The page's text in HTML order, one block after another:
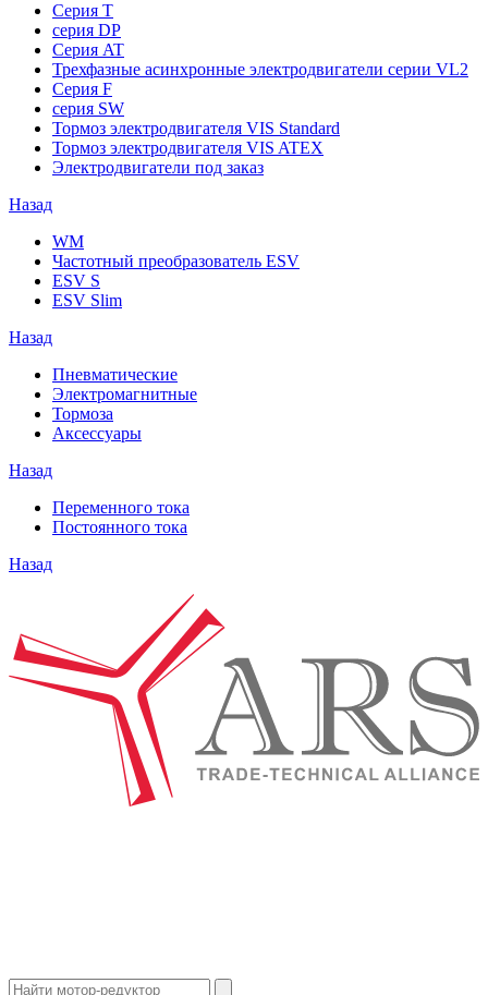
Серия T
серия DP
Серия AT
Трехфазные асинхронные электродвигатели серии VL2
Серия F
серия SW
Тормоз электродвигателя VIS Standard
Тормоз электродвигателя VIS ATEX
Электродвигатели под заказ
Назад
WM
Частотный преобразователь ESV
ESV S
ESV Slim
Назад
Пневматические
Электромагнитные
Тормоза
Аксессуары
Назад
Переменного тока
Постоянного тока
Назад